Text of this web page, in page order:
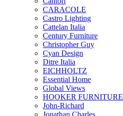
CARACOLE
Castro Lighting
Cattelan Italia
Century Furniture
Christopher Guy
Cyan Design
Ditre Italia
EICHHOLTZ
Essential Home
Global Views
HOOKER FURNITURE
John-Richard
Jonathan Charles